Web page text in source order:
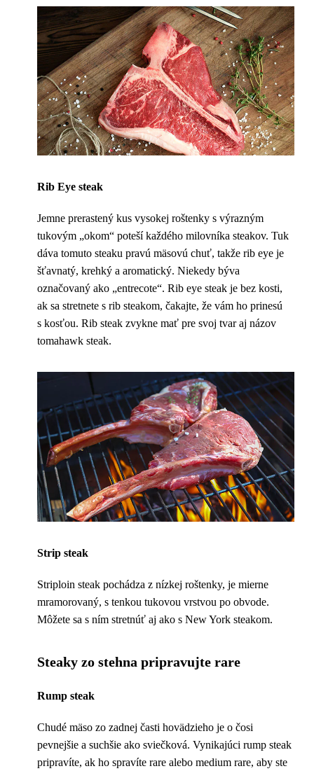
Rib Eye steak
Jemne prerastený kus vysokej roštenky s výrazným
tukovým „okom“ poteší každého milovníka steakov. Tuk
dáva tomuto steaku pravú mäsovú chuť, takže rib eye je
šťavnatý, krehký a aromatický. Niekedy býva
označovaný ako „entrecote“. Rib eye steak je bez kosti,
ak sa stretnete s rib steakom, čakajte, že vám ho prinesú
s kosťou. Rib steak zvykne mať pre svoj tvar aj názov
tomahawk steak.
Strip steak
Striploin steak pochádza z nízkej roštenky, je mierne
mramorovaný, s tenkou tukovou vrstvou po obvode.
Môžete sa s ním stretnúť aj ako s New York steakom.
Steaky zo stehna pripravujte rare
Rump steak
Chudé mäso zo zadnej časti hovädzieho je o čosi
pevnejšie a suchšie ako sviečková. Vynikajúci rump steak
pripravíte, ak ho spravíte rare alebo medium rare, aby ste